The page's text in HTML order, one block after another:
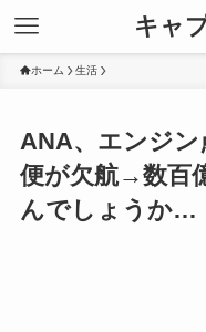
キャ
ホーム 生活
ANA、エンジン
便が欠航→数百
んでしょうか…